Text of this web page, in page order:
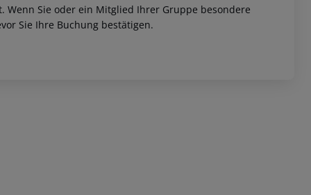
Sie oder ein Mitglied Ihrer Gruppe besondere
Sie Ihre Buchung bestätigen.